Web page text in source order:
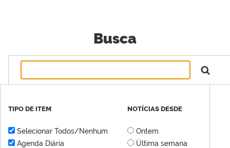
Busca
TIPO DE ITEM
Selecionar Todos/Nenhum
Agenda Diária
NOTÍCIAS DESDE
Ontem
Última semana